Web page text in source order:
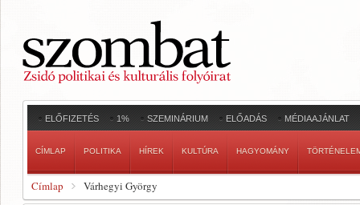
ELŐFIZETÉS 1% SZEMINÁRIUM ELŐADÁS MÉDIAAJÁNLAT
CÍMLAP POLITIKA HÍREK KULTÚRA HAGYOMÁNY
Címlap Várhegyi György